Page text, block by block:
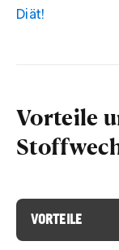
Diät!
Vorteile
VORTEILE